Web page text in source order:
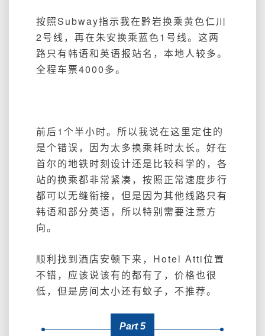
按照Subway指示我在黔岩换乘黄色仁川
2号线，再在朱安换乘蓝色1号线。这两
路只有韩语和英语报站名，本地人较多。
全程车票4000多。
前后1个半小时。所以我说在这里定住的
是个错误，因为太多换乘耗时太长。好在
首尔的地铁时刻设计还是比较科学的，各
站的换乘都非常紧凑，按照正常速度步行
都可以无缝衔接，但是因为其他线路只有
韩语和部分英语，所以特别需要注意方
向。
顺利找到酒店安顿下来，Hotel Atti位置
不错，应该说该有的都有了，价格也很
低，但是房间太小还有蚊子，不推荐。
Part 5